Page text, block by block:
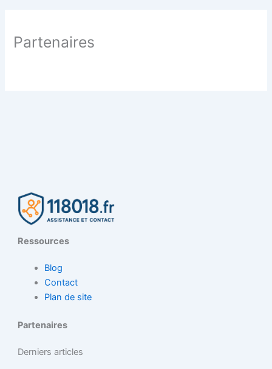
Partenaires
Ressources
Blog
Contact
Plan de site
Partenaires
Derniers articles